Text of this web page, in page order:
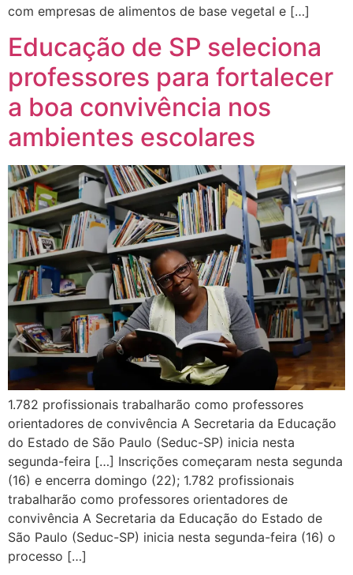
com empresas de alimentos de base vegetal e […]
Educação de SP seleciona
professores para fortalecer
a boa convivência nos
ambientes escolares
1.782 profissionais trabalharão como professores
orientadores de convivência A Secretaria da Educação
do Estado de São Paulo (Seduc-SP) inicia nesta
segunda-feira […] Inscrições começaram nesta segunda
(16) e encerra domingo (22); 1.782 profissionais
trabalharão como professores orientadores de
convivência A Secretaria da Educação do Estado de
São Paulo (Seduc-SP) inicia nesta segunda-feira (16) o
processo […]